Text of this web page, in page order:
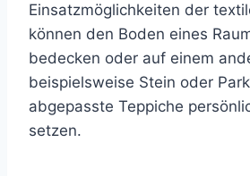
Einsatzmöglichkeiten der
können den Boden eines
bedecken oder auf einem
beispielsweise Stein oder
abgepasste Teppiche
setzen.